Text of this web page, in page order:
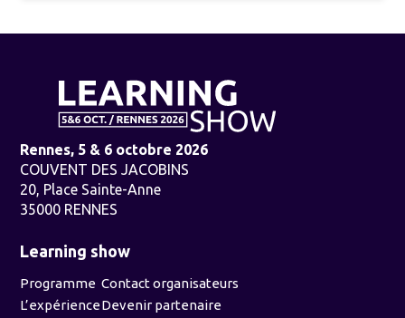
Rennes, 5 & 6 octobre 2026
COUVENT DES JACOBINS
20, Place Sainte-Anne
35000 RENNES
Learning show
Programme
L’expérience
Contact organisateurs
Devenir partenaire